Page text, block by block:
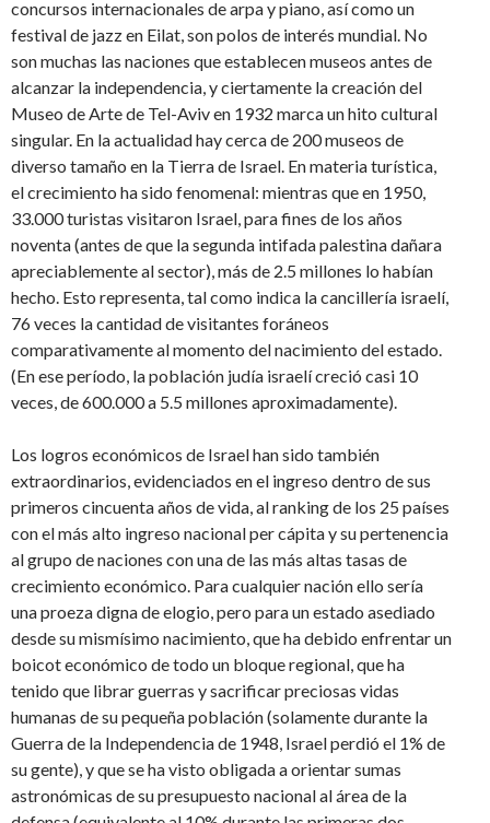
concursos internacionales de arpa y piano, así como un
festival de jazz en Eilat, son polos de interés mundial. No
son muchas las naciones que establecen museos antes de
alcanzar la independencia, y ciertamente la creación del
Museo de Arte de Tel-Aviv en 1932 marca un hito cultural
singular. En la actualidad hay cerca de 200 museos de
diverso tamaño en la Tierra de Israel. En materia turística,
el crecimiento ha sido fenomenal: mientras que en 1950,
33.000 turistas visitaron Israel, para fines de los años
noventa (antes de que la segunda intifada palestina dañara
apreciablemente al sector), más de 2.5 millones lo habían
hecho. Esto representa, tal como indica la cancillería israelí,
76 veces la cantidad de visitantes foráneos
comparativamente al momento del nacimiento del estado.
(En ese período, la población judía israelí creció casi 10
veces, de 600.000 a 5.5 millones aproximadamente).
Los logros económicos de Israel han sido también
extraordinarios, evidenciados en el ingreso dentro de sus
primeros cincuenta años de vida, al ranking de los 25 países
con el más alto ingreso nacional per cápita y su pertenencia
al grupo de naciones con una de las más altas tasas de
crecimiento económico. Para cualquier nación ello sería
una proeza digna de elogio, pero para un estado asediado
desde su mismísimo nacimiento, que ha debido enfrentar un
boicot económico de todo un bloque regional, que ha
tenido que librar guerras y sacrificar preciosas vidas
humanas de su pequeña población (solamente durante la
Guerra de la Independencia de 1948, Israel perdió el 1% de
su gente), y que se ha visto obligada a orientar sumas
astronómicas de su presupuesto nacional al área de la